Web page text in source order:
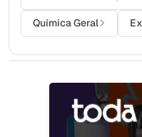
Química Geral